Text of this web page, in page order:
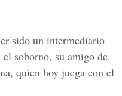
sido un intermediario
soborno, su amigo de
quien hoy juega con el